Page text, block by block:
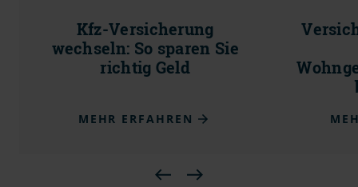
Kfz-Versicherung
wechseln: So sparen Sie
richtig Geld
MEHR ERFAHREN